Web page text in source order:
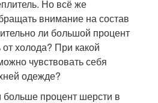
Но всё же
внимание на состав
ли большой процент
холода? При какой
чувствовать себя
одежде?
процент шерсти в